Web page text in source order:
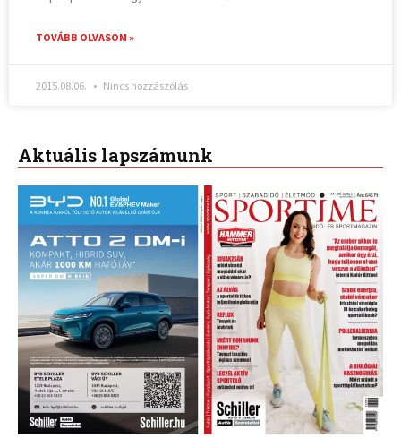
TOVÁBB OLVASOM »
2015.08.06. Nincs hozzászólás
Aktuális lapszámunk